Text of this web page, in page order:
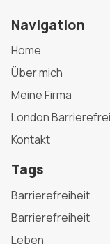
Navigation
Home
Über mich
Meine Firma
London Barrierefrei
Kontakt
Tags
Barrierefreiheit
Barrierefreiheit
Leben